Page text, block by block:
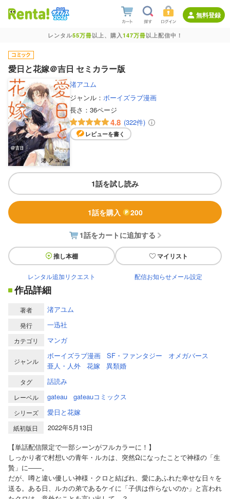
無料登録
レンタル55万冊以上、購入147万冊以上配信中！
愛日と花嫁＠吉日 セミカラー版
渚アユム
ジャンル： ボーイズラブ漫画
長さ： 36ページ
4.8 (322件)
レビューを書く
1話を試し読み
1話を購入 200
1話をカートに追加する
推し本棚 マイリスト
レンタル追加リクエスト 配信お知らせメール設定
作品詳細
著者 渚アユム
発行 一迅社
カテゴリ マンガ
ジャンル
ボーイズラブ漫画 SF・ファンタジー
オメガバース
亜人・人外
花嫁 異類婚
タグ 話読み
レーベル gateau gateauコミックス
シリーズ 愛日と花嫁
紙初版日
2022年5月13日
【単話配信限定で一部シーンがフルカラーに！】
しっかり者で村想いの青年・ルカは、突然Ωになったことで神様の「生
贄」に――。
だが、噂と違い優しい神様・クロと結ばれ、愛にあふれた幸せな日々を
送る。ある日、ルカの弟であるケイに「子供は作らないのか」と言われ